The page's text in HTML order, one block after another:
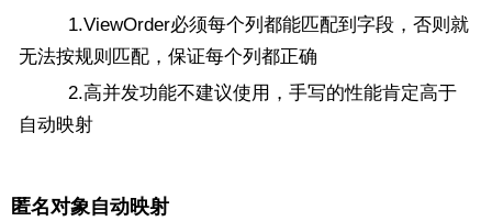
1.ViewOrder必须每个列都能匹配到字段，否则就
无法按规则匹配，保证每个列都正确
2.高并发功能不建议使用，手写的性能肯定高于
自动映射
匿名对象自动映射